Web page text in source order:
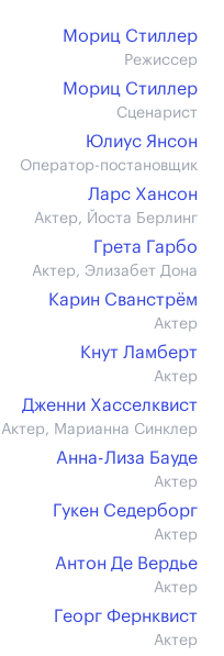
Мориц Стиллер
Режиссер
Мориц Стиллер
Сценарист
Юлиус Янсон
Оператор-постановщик
Ларс Хансон
Актер, Йоста Берлинг
Грета Гарбо
Актер, Элизабет Дона
Карин Сванстрём
Актер
Кнут Ламберт
Актер
Дженни Хасселквист
Актер, Марианна Синклер
Анна-Лиза Бауде
Актер
Гукен Седерборг
Актер
Антон Де Вердье
Актер
Георг Фернквист
Актер